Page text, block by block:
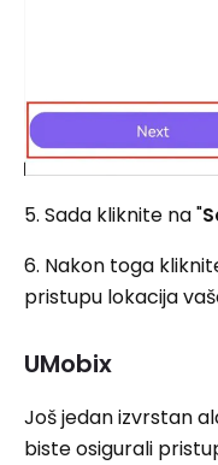
5. Sada kliknite na "
6. Nakon toga
pristupu lokacija
UMobix
Još jedan izvrstan
biste osigurali